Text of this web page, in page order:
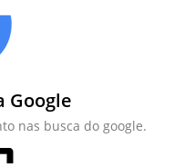
Google
nas busca do google.